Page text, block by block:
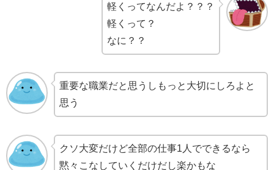
軽くってなんだよ？？？
軽くって？
なに？？
重要な職業だと思うしもっと大切にしろよと
思う
クソ大変だけど全部の仕事1人でできるなら
黙々こなしていくだけだし楽かもな